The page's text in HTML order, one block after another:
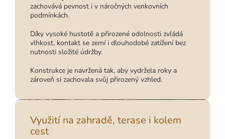
zachovává pevnost i v náročných venkovních
podmínkách.
Díky vysoké hustotě a přirozené odolnosti zvládá
vlhkost, kontakt se zemí i dlouhodobé zatížení bez
nutnosti složité údržby.
Konstrukce je navržená tak, aby vydržela roky a
zároveň si zachovala svůj přirozený vzhled.
Využití na zahradě, terase i kolem
cest